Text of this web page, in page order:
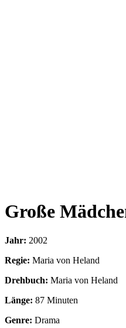
Große
Jahr: 2002
Regie: Maria von Heland
Drehbuch: Maria von Heland
Länge: 87 Minuten
Genre: Drama